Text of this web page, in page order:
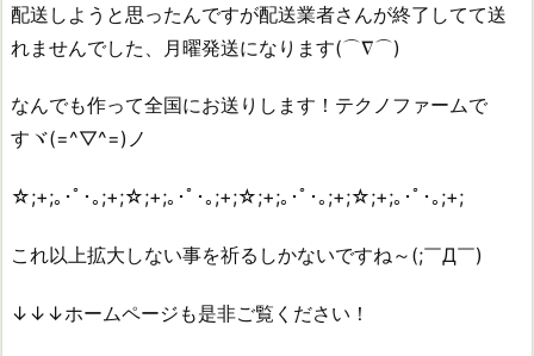
配送しようと思ったんですが配送業者さんが終了してて送
れませんでした、月曜発送になります(⌒∇⌒)
なんでも作って全国にお送りします！テクノファームで
すヾ(=^▽^=)ノ
☆;+;｡･ﾟ･｡;+;☆;+;｡･ﾟ･｡;+;☆;+;｡･ﾟ･｡;+;☆;+;｡･ﾟ･｡;+;
これ以上拡大しない事を祈るしかないですね～(;￣Д￣)
↓↓↓ホームページも是非ご覧ください！